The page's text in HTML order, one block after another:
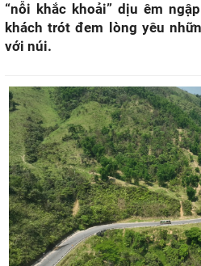
“nỗi khắc khoải” dịu êm
khách trót đem lòng yêu
với núi.